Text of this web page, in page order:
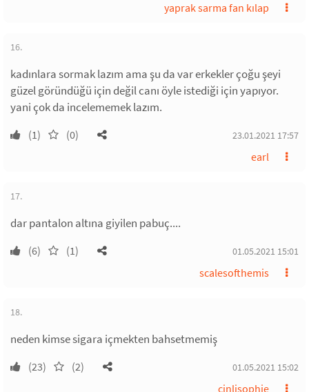
yaprak sarma fan kılap
16.
kadınlara sormak lazım ama şu da var erkekler çoğu şeyi
güzel göründüğü için değil canı öyle istediği için yapıyor.
yani çok da incelememek lazım.
(1) (0) 23.01.2021 17:57
earl
17.
dar pantalon altına giyilen pabuç....
(6) (1) 01.05.2021 15:01
scalesofthemis
18.
neden kimse sigara içmekten bahsetmemiş
(23) (2) 01.05.2021 15:02
cinlisophie